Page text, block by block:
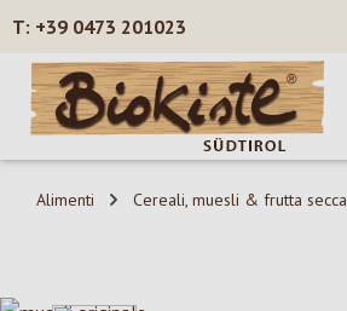
Passa al contenuto principale
+39 0473 201023
Alimenti Cereali, muesli & frutta secca